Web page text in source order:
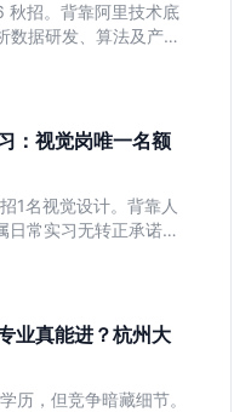
秋招。背靠阿里技术底
数据研发、算法及产品
线的成长曲线与抗压挑
：视觉岗唯一名额
1名视觉设计。背靠人
日常实习无转正承诺。
谨流程的设计生，想
业真能进？杭州大
历，但竞争暗藏细节。